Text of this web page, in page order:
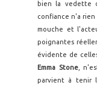
bien la vedette
confiance n'a
mouche et
poignantes
évidente de
Emma Stone,
parvient à tenir